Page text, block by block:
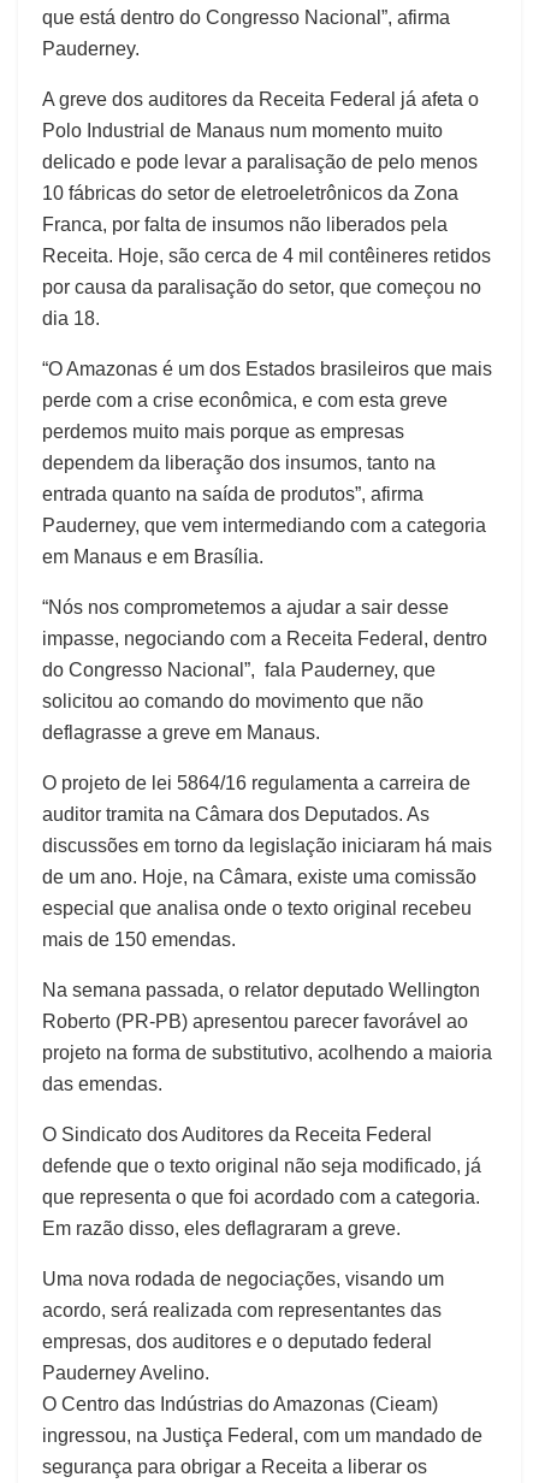
que está dentro do Congresso Nacional”, afirma
Pauderney.
A greve dos auditores da Receita Federal já afeta o
Polo Industrial de Manaus num momento muito
delicado e pode levar a paralisação de pelo menos
10 fábricas do setor de eletroeletrônicos da Zona
Franca, por falta de insumos não liberados pela
Receita. Hoje, são cerca de 4 mil contêineres retidos
por causa da paralisação do setor, que começou no
dia 18.
“O Amazonas é um dos Estados brasileiros que mais
perde com a crise econômica, e com esta greve
perdemos muito mais porque as empresas
dependem da liberação dos insumos, tanto na
entrada quanto na saída de produtos”, afirma
Pauderney, que vem intermediando com a categoria
em Manaus e em Brasília.
“Nós nos comprometemos a ajudar a sair desse
impasse, negociando com a Receita Federal, dentro
do Congresso Nacional”, fala Pauderney, que
solicitou ao comando do movimento que não
deflagrasse a greve em Manaus.
O projeto de lei 5864/16 regulamenta a carreira de
auditor tramita na Câmara dos Deputados. As
discussões em torno da legislação iniciaram há mais
de um ano. Hoje, na Câmara, existe uma comissão
especial que analisa onde o texto original recebeu
mais de 150 emendas.
Na semana passada, o relator deputado Wellington
Roberto (PR-PB) apresentou parecer favorável ao
projeto na forma de substitutivo, acolhendo a maioria
das emendas.
O Sindicato dos Auditores da Receita Federal
defende que o texto original não seja modificado, já
que representa o que foi acordado com a categoria.
Em razão disso, eles deflagraram a greve.
Uma nova rodada de negociações, visando um
acordo, será realizada com representantes das
empresas, dos auditores e o deputado federal
Pauderney Avelino.
O Centro das Indústrias do Amazonas (Cieam)
ingressou, na Justiça Federal, com um mandado de
segurança para obrigar a Receita a liberar os